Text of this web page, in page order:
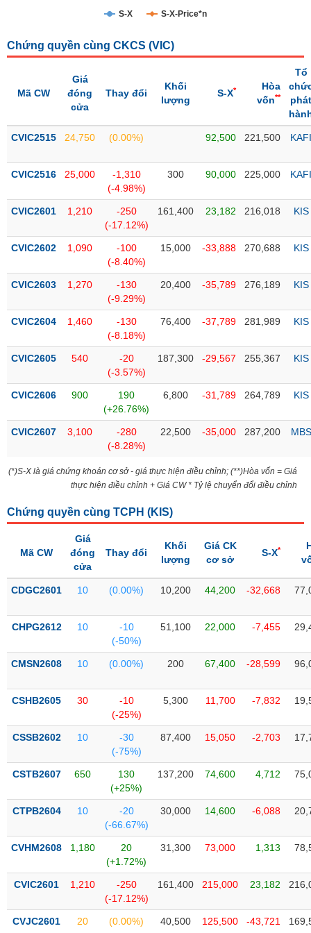
thái
cổ
Quy
thị
trường
yết
yết
Niêm
bổ
sung
Hủy
niêm
Theo
đặc
Không
quỹ
mục
ETF
Cổ
chi
tiết
Tổng
Giao
Tài
Phân
kỹ
thuật
Hồ
sơ
nghiệp
tức
kiện
S-X S-X-Price*n
Chứng quyền cùng CKCS (VIC)
Mã CW
Giá
đóng
cửa
Thay đổi
Khối
lượng
S-X*
Hòa
vốn**
Tổ
phát
CVIC2515 24,750 (0.00%) 92,500 221,500 KAFI
CVIC2516 25,000
-1,310
(-4.98%)
300 90,000 225,000 KAFI
CVIC2601 1,210
-250
(-17.12%)
161,400 23,182 216,018 KIS
CVIC2602 1,090
-100
(-8.40%)
15,000 -33,888 270,688 KIS
CVIC2603 1,270
-130
(-9.29%)
20,400 -35,789 276,189 KIS
CVIC2604 1,460
-130
(-8.18%)
76,400 -37,789 281,989 KIS
CVIC2605 540
-20
(-3.57%)
187,300 -29,567 255,367 KIS
CVIC2606 900
190
(+26.76%)
6,800 -31,789 264,789 KIS
CVIC2607 3,100
-280
(-8.28%)
22,500 -35,000 287,200 MBS
(*)S-X là giá chứng khoán cơ sở - giá thực hiện điều chỉnh; (**)Hòa vốn = Giá
thực hiện điều chỉnh + Giá CW * Tỷ lệ chuyển đổi điều chỉnh
Chứng quyền cùng TCPH (KIS)
Mã CW
Giá
đóng
cửa
Thay đổi
Khối
lượng
Giá CK
cơ sở
S-X*
CDGC2601 10 (0.00%) 10,200 44,200 -32,668
CHPG2612 10
-10
(-50%)
51,100 22,000 -7,455
CMSN2608 10 (0.00%) 200 67,400 -28,599
CSHB2605 30
-10
(-25%)
5,300 11,700 -7,832
CSSB2602 10
-30
(-75%)
87,400 15,050 -2,703
CSTB2607 650
130
(+25%)
137,200 74,600 4,712
CTPB2604 10
-20
(-66.67%)
30,000 14,600 -6,088
CVHM2608 1,180
20
(+1.72%)
31,300 73,000 1,313
CVIC2601 1,210
-250
(-17.12%)
161,400 215,000 23,182
CVJC2601 20 (0.00%) 40,500 125,500 -43,721
NGÀNH
CỔ
PHÁI
SINH
PHIẾU
ĐẦU
XUẤT
MỚI
Ngành
VS-
LƯỢNG
NGUYÊN
LIỆU
NGHIỆP